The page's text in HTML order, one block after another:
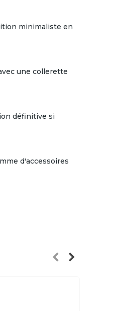
minimaliste en
une collerette
définitive si
d'accessoires